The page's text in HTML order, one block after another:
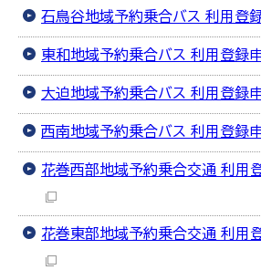
石鳥谷地域予約乗合バス 利用登
東和地域予約乗合バス 利用登録
大迫地域予約乗合バス 利用登録
西南地域予約乗合バス 利用登録
花巻西部地域予約乗合交通 利用
花巻東部地域予約乗合交通 利用